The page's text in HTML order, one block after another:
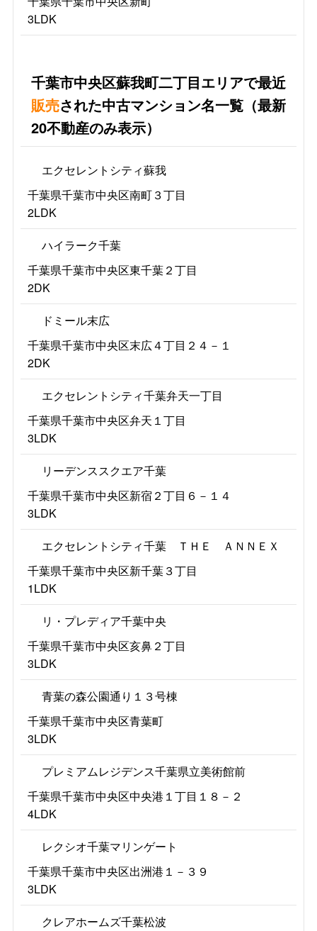
3LDK
千葉市中央区蘇我町二丁目エリアで最近
販売された中古マンション名一覧（最新
20不動産のみ表示）
エクセレントシティ蘇我
千葉県千葉市中央区南町３丁目
2LDK
ハイラーク千葉
千葉県千葉市中央区東千葉２丁目
2DK
ドミール末広
千葉県千葉市中央区末広４丁目２４－１
2DK
エクセレントシティ千葉弁天一丁目
千葉県千葉市中央区弁天１丁目
3LDK
リーデンススクエア千葉
千葉県千葉市中央区新宿２丁目６－１４
3LDK
エクセレントシティ千葉 ＴＨＥ ＡＮＮＥＸ
千葉県千葉市中央区新千葉３丁目
1LDK
リ・プレディア千葉中央
千葉県千葉市中央区亥鼻２丁目
3LDK
青葉の森公園通り１３号棟
千葉県千葉市中央区青葉町
3LDK
プレミアムレジデンス千葉県立美術館前
千葉県千葉市中央区中央港１丁目１８－２
4LDK
レクシオ千葉マリンゲート
千葉県千葉市中央区出洲港１－３９
3LDK
クレアホームズ千葉松波